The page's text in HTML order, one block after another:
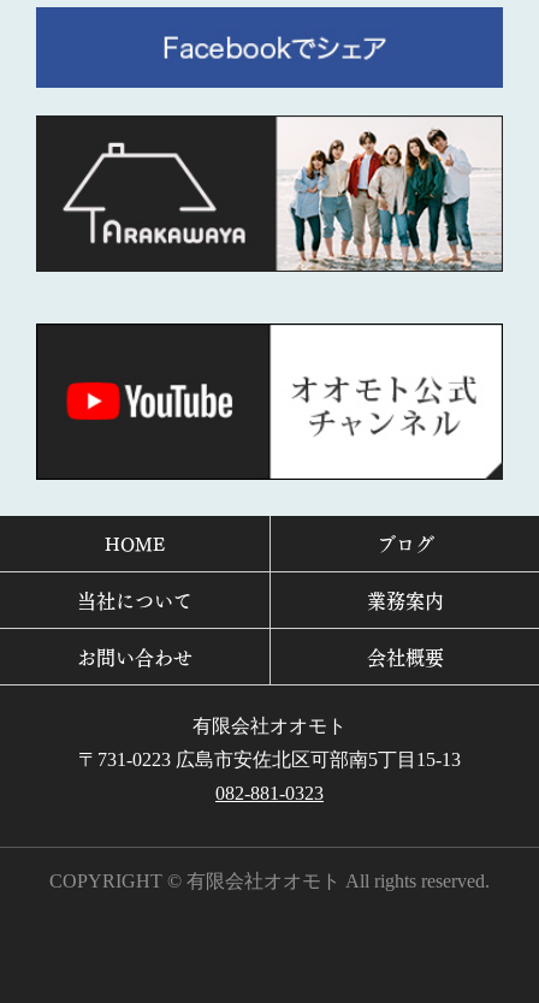
HOME
ブログ
当社について
業務案内
お問い合わせ
会社概要
有限会社オオモト
〒731-0223 広島市安佐北区可部南5丁目15-13
082-881-0323
COPYRIGHT © 有限会社オオモト All rights reserved.